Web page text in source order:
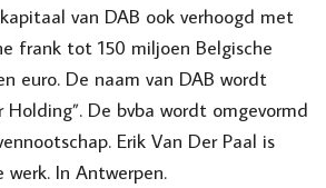
van DAB ook verhoogd met
frank tot 150 miljoen Belgische
euro. De naam van DAB wordt
Holding”. De bvba wordt omgevormd
Erik Van Der Paal is
In Antwerpen.